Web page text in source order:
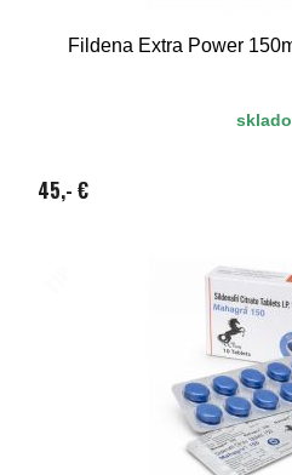
Fildena Extra Power
45,- €